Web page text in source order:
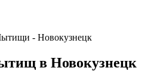
- Новокузнецк
в Новокузнецк